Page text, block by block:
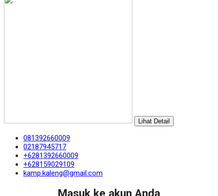
Lihat Detail
081392660009
02187945717
+6281392660009
+628159029109
kamp.kaleng@gmail.com
Masuk ke akun Anda